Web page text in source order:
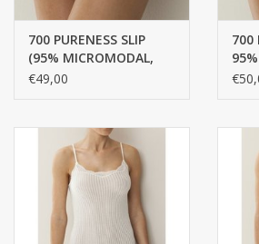
700 PURENESS SLIP
(95% MICROMODAL,
5% ELASTANE, ENKELE
€49,00
700